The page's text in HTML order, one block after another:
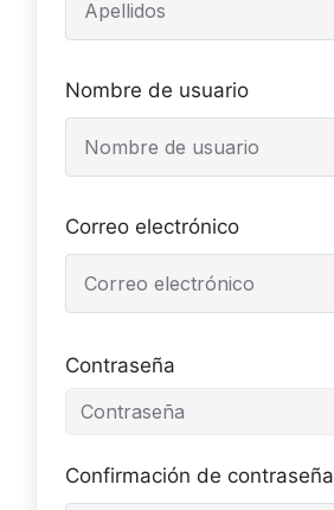
Nombre de usuario
Correo electrónico
Contraseña
Confirmación de contraseña